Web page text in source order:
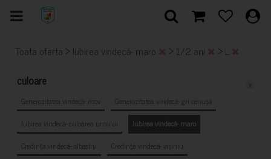
Toata oferta > Iubirea vindecă- maro > 1/2 ani > L
culoare
Generozitatea vindecă- mov
Generozitatea vindecă- gri cenușă
Iubirea vindecă- culoarea untului
Iubirea vindecă- maro
Credința vindecă- albastru
Credința vindecă- vișiniu